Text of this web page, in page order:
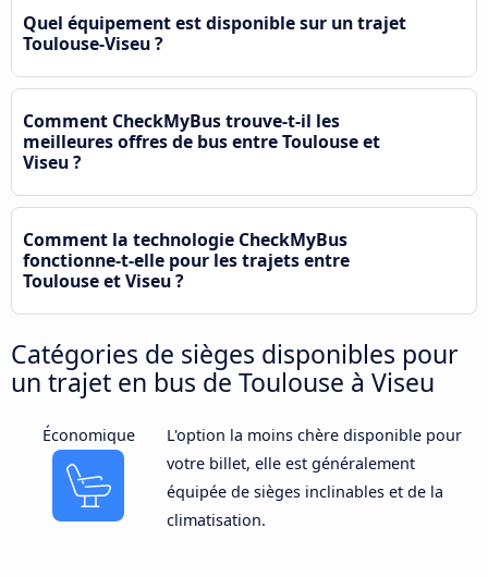
Quel équipement est disponible sur un trajet
Toulouse-Viseu ?
Comment CheckMyBus trouve-t-il les
meilleures offres de bus entre Toulouse et
Viseu ?
Comment la technologie CheckMyBus
fonctionne-t-elle pour les trajets entre
Toulouse et Viseu ?
Catégories de sièges disponibles pour
un trajet en bus de Toulouse à Viseu
Économique
L'option la moins chère disponible pour
votre billet, elle est généralement
équipée de sièges inclinables et de la
climatisation.